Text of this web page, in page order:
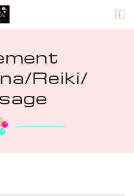

Reiki/